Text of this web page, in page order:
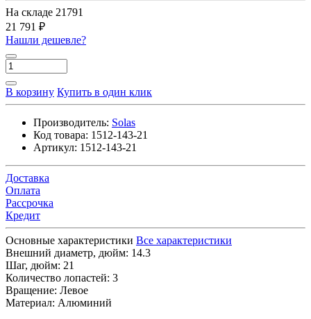
На складе 21791
21 791 ₽
Нашли дешевле?
В корзину Купить в один клик
Производитель: Solas
Код товара: 1512-143-21
Артикул: 1512-143-21
Доставка
Оплата
Рассрочка
Кредит
Основные характеристики Все характеристики
Внешний диаметр, дюйм: 14.3
Шаг, дюйм: 21
Количество лопастей: 3
Вращение: Левое
Материал: Алюминий